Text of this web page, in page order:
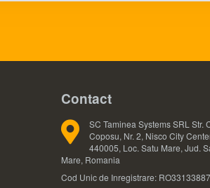
Contact
SC Taminea Systems SRL Str.
Coposu, Nr. 2, Nisco City
440005, Loc. Satu Mare, Jud.
Mare, Romania
Cod Unic de Inregistrare: RO33133887